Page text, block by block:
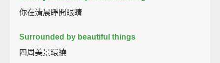
你在清晨睜開眼睛
Surrounded by beautiful things
四周美景環繞